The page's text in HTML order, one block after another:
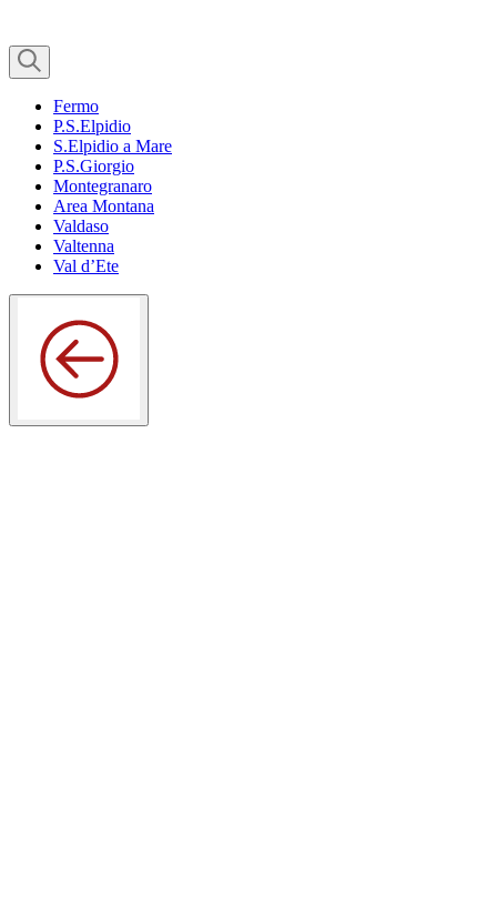
Fermo
P.S.Elpidio
S.Elpidio a Mare
P.S.Giorgio
Montegranaro
Area Montana
Valdaso
Valtenna
Val d’Ete